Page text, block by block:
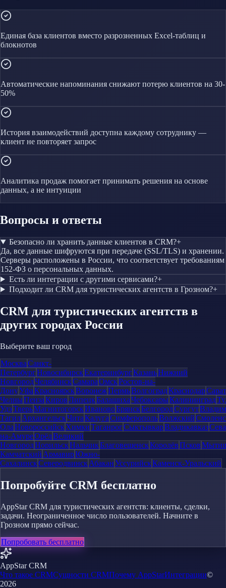
Единая база клиентов вместо разрозненных Excel-таблиц и
блокнотов
Автоматические напоминания снижают потерю клиентов на 30-
50%
История взаимодействий доступна каждому сотруднику —
клиент не повторяет запрос
Аналитика продаж помогает принимать решения на основе
данных, а не интуиции
Вопросы и ответы
Безопасно ли хранить данные клиентов в CRM?+
Да, все данные шифруются при передаче (SSL/TLS) и хранении.
Серверы расположены в России, что соответствует требованиям
152-ФЗ о персональных данных.
Есть ли интеграции с другими сервисами?+
Подходит ли CRM для туристических агентств в Грозном?+
CRM для туристических агентств в
других городах России
Выберите ваш город
МоскваСанкт-
ПетербургНовосибирскЕкатеринбургКазаньНижний
НовгородЧелябинскСамараОмскРостов-на-
ДонуУфаКрасноярскВоронежПермьВолгоградКраснодар
ЧелныПензаКировЛипецкБалашихаЧебоксарыКалининград
УдэТверьМагнитогорскИвановоБрянскБелгородСургут
ТагилАрхангельскЧитаКалугаСимферопольВолжский
ОлаНовороссийскХимкиТаганрогСыктывкарВладикавказ
на-АмуреОрёлВеликий
НовгородНорильскНальчикБлаговещенскКоролёвПсков
Камчатский АрмавирЮжно-
СахалинскСеверодвинскАбаканУссурийскКаменск-Уральский
Попробуйте CRM бесплатно
AppStar CRM для туристических агентств: клиенты, сделки,
задачи. Неограниченное число пользователей. Начните в
Грозном прямо сейчас.
Попробовать бесплатно
AppStar CRM
Что такое CRMСущности CRMПочему AppStarИнтеграции©
2026